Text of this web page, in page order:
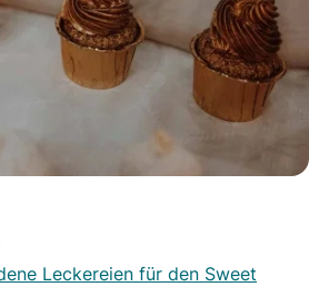
Leckereien für den Sweet